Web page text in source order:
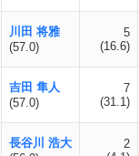
川田 将雅
(57.0)
5
(16.6)
吉田 隼人
(57.0)
7
(31.1)
長谷川 浩大
2